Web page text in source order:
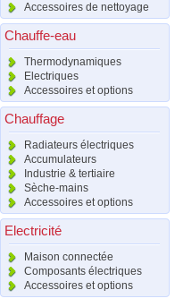
Accessoires de nettoyage
Chauffe-eau
Thermodynamiques
Electriques
Accessoires et options
Chauffage
Radiateurs électriques
Accumulateurs
Industrie & tertiaire
Sèche-mains
Accessoires et options
Electricité
Maison connectée
Composants électriques
Accessoires et options